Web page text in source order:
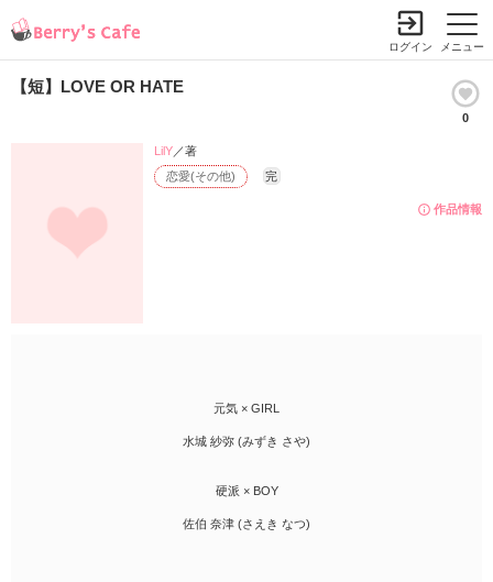
メニュー
ログイン
【短】LOVE OR HATE
0
作品情報
恋愛(その他) 完
LilY／著
元気 × GIRL
水城 紗弥 (みずき さや)
硬派 × BOY
佐伯 奈津 (さえき なつ)